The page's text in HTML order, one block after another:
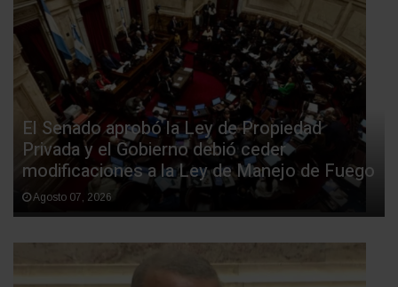
El Senado aprobó la Ley de Propiedad
Privada y el Gobierno debió ceder
modificaciones a la Ley de Manejo de Fuego
Agosto 07, 2026